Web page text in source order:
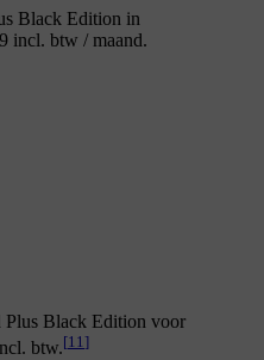
Black Edition in
incl. btw / maand.
Black Edition voor
btw.[11]